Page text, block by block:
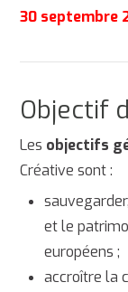
30 septembre
Objectif
Les objectifs
Créative sont :
et le
européens ;
accroître la